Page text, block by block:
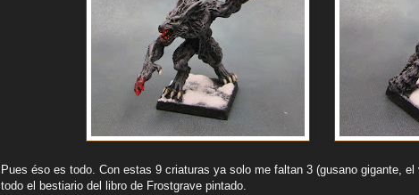
Pues éso es todo. Con estas 9 criaturas ya solo me faltan 3 (gusano gigante,
todo el bestiario del libro de Frostgrave pintado.